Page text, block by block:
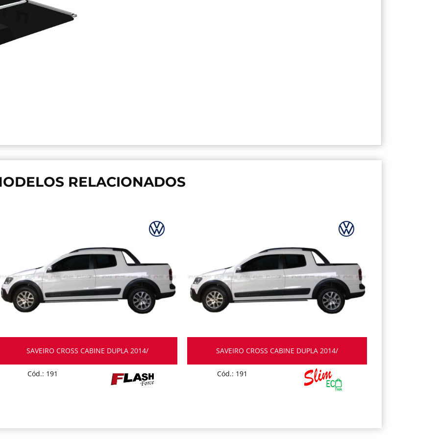
RELACIONADOS
SAVEIRO CROSS CABINE DUPLA 2014/
Cód.: 191
SAVEIRO CROSS CABINE DUPLA 2014/
Cód.: 191